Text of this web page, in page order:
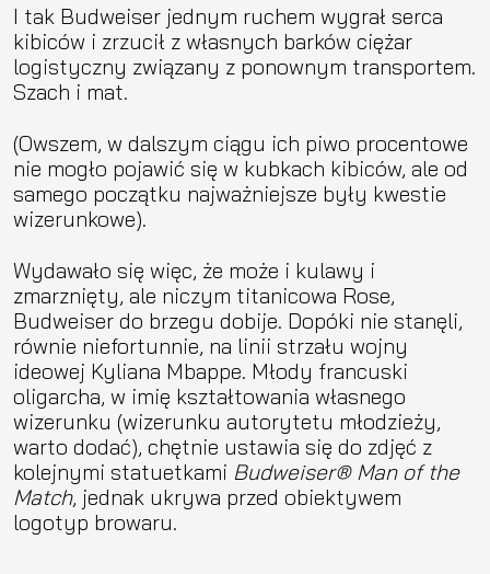
I tak Budweiser jednym ruchem wygrał serca
kibiców i zrzucił z własnych barków ciężar
logistyczny związany z ponownym transportem.
Szach i mat.
(Owszem, w dalszym ciągu ich piwo procentowe
nie mogło pojawić się w kubkach kibiców, ale od
samego początku najważniejsze były kwestie
wizerunkowe).
Wydawało się więc, że może i kulawy i
zmarznięty, ale niczym titanicowa Rose,
Budweiser do brzegu dobije. Dopóki nie stanęli,
równie niefortunnie, na linii strzału wojny
ideowej Kyliana Mbappe. Młody francuski
oligarcha, w imię kształtowania własnego
wizerunku (wizerunku autorytetu młodzieży,
warto dodać), chętnie ustawia się do zdjęć z
kolejnymi statuetkami Budweiser® Man of the
Match, jednak ukrywa przed obiektywem
logotyp browaru.